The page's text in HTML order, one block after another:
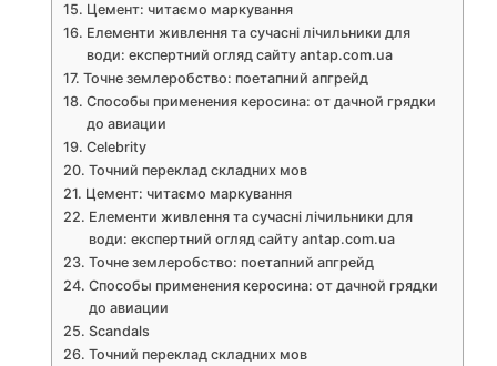
Цемент: читаємо маркування
Елементи живлення та сучасні лічильники для
води: експертний огляд сайту antap.com.ua
Точне землеробство: поетапний апгрейд
Способы применения керосина: от дачной грядки
до авиации
Celebrity
Точний переклад складних мов
Цемент: читаємо маркування
Елементи живлення та сучасні лічильники для
води: експертний огляд сайту antap.com.ua
Точне землеробство: поетапний апгрейд
Способы применения керосина: от дачной грядки
до авиации
Scandals
Точний переклад складних мов